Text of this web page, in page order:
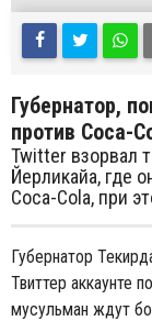
Губернатор,
против Coca-
Twitter взорвал
Йерликайа, где
Coca-Cola, при
Губернатор
Твиттер аккаунте
мусульман ждут